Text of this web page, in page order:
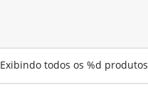
Exibindo todos os %d produtos